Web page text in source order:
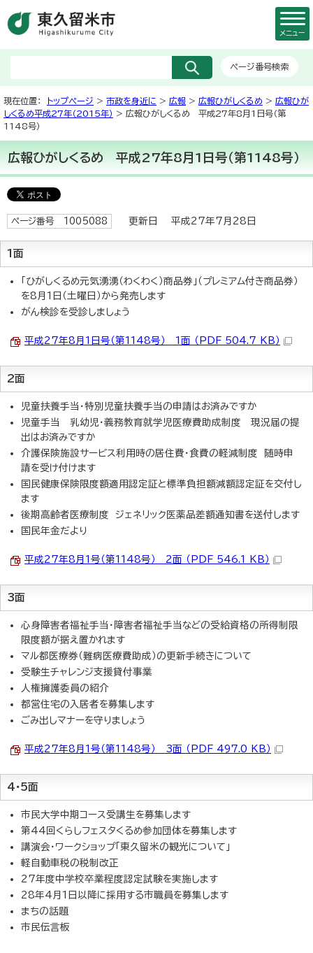
ページ番号検索
メニュー
現在位置： トップページ > 市政を身近に > 広報 > 広報ひがしくるめ > 広報ひが
しくるめ平成27年（2015年） > 広報ひがしくるめ 平成27年8月1日号（第
1148号）
広報ひがしくるめ 平成27年8月1日号（第1148号）
ページ番号 1005088 更新日 平成27年7月28日
1面
「ひがしくるめ元気湧湧（わくわく）商品券」（プレミアム付き商品券）
を8月1日（土曜日）から発売します
がん検診を受診しましょう
平成27年8月1日号（第1148号） 1面 （PDF 504.7 KB）
2面
児童扶養手当・特別児童扶養手当の申請はお済みですか
児童手当 乳幼児・義務教育就学児医療費助成制度 現況届の提
出はお済みですか
介護保険施設サービス利用時の居住費・食費の軽減制度 随時申
請を受け付けます
国民健康保険限度額適用認定証と標準負担額減額認定証を交付し
ます
後期高齢者医療制度 ジェネリック医薬品差額通知書を送付します
国民年金だより
平成27年8月1号（第1148号） 2面 （PDF 546.1 KB）
3面
心身障害者福祉手当・障害者福祉手当などの受給資格の所得制限
限度額が据え置かれます
マル都医療券（難病医療費助成）の更新手続きについて
受験生チャレンジ支援貸付事業
人権擁護委員の紹介
都営住宅の入居者を募集します
ごみ出しマナーを守りましょう
平成27年8月1号（第1148号） 3面 （PDF 497.0 KB）
4・5面
市民大学中期コース受講生を募集します
第44回くらしフェスタくるめ参加団体を募集します
講演会・ワークショップ「東久留米の観光について」
軽自動車税の税制改正
27年度中学校卒業程度認定試験を実施します
28年4月1日以降に採用する市職員を募集します
まちの話題
市民伝言板